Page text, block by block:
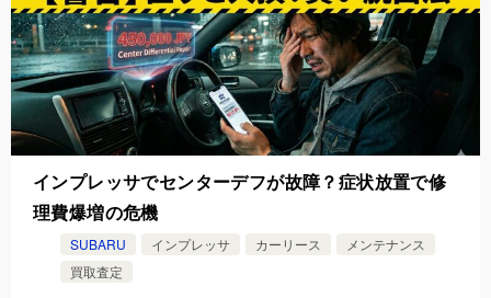
インプレッサでセンターデフが故障？症状放置で修
理費爆増の危機
SUBARU インプレッサ カーリース
メンテナンス
買取査定